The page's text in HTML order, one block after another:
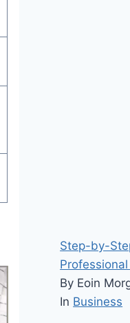
Step-by-
By Eoin
In Business